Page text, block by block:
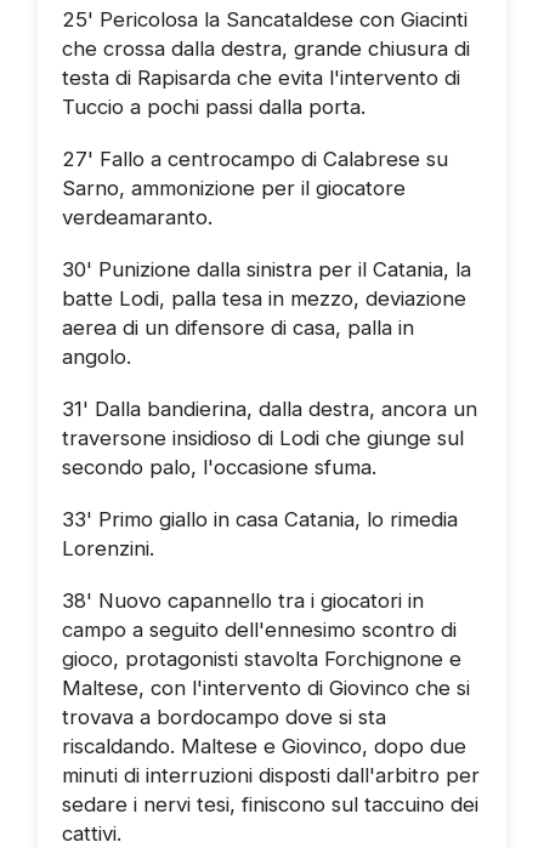
25' Pericolosa la Sancataldese con Giacinti
che crossa dalla destra, grande chiusura di
testa di Rapisarda che evita l'intervento di
Tuccio a pochi passi dalla porta.
27' Fallo a centrocampo di Calabrese su
Sarno, ammonizione per il giocatore
verdeamaranto.
30' Punizione dalla sinistra per il Catania, la
batte Lodi, palla tesa in mezzo, deviazione
aerea di un difensore di casa, palla in
angolo.
31' Dalla bandierina, dalla destra, ancora un
traversone insidioso di Lodi che giunge sul
secondo palo, l'occasione sfuma.
33' Primo giallo in casa Catania, lo rimedia
Lorenzini.
38' Nuovo capannello tra i giocatori in
campo a seguito dell'ennesimo scontro di
gioco, protagonisti stavolta Forchignone e
Maltese, con l'intervento di Giovinco che si
trovava a bordocampo dove si sta
riscaldando. Maltese e Giovinco, dopo due
minuti di interruzioni disposti dall'arbitro per
sedare i nervi tesi, finiscono sul taccuino dei
cattivi.